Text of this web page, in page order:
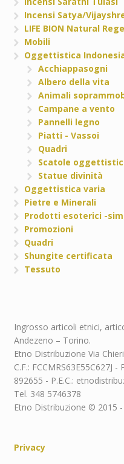
Incensi Satya/
LIFE BION Natural
Mobili
Oggettistica
Acchiappasogni
Albero della vita
Animali
Campane a vento
Pannelli legno
Piatti - Vassoi
Quadri
Scatole
Statue divinità
Oggettistica varia
Pietre e Minerali
Prodotti esoterici -
Promozioni
Quadri
Shungite certificata
Tessuto
Ingrosso articoli etnici,
Andezeno – Torino.
Etno Distribuzione Via
C.F.: FCCMRS63E55C627J
892655 - P.E.C.:
Tel. 348 5746378
Etno Distribuzione © 2015
Privacy